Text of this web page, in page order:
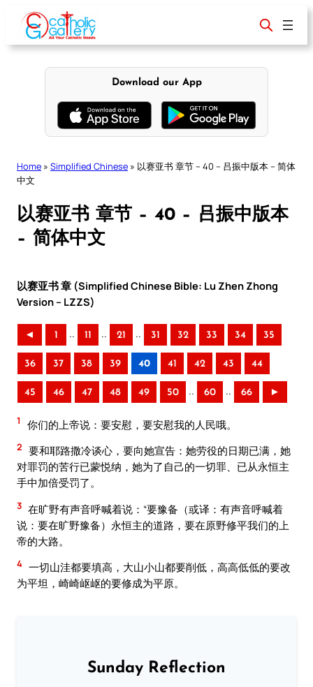
content
Download our App
Home » Simplified Chinese » 以赛亚书 章节 – 40 – 吕振中版本 – 简体
中文
以赛亚书 章节 – 40 – 吕振中版本
– 简体中文
以赛亚书 章 (Simplified Chinese Bible: Lu Zhen Zhong
Version – LZZS)
◄ 1 .. 11 .. 21 .. 31 32 33 34 35
36 37 38 39 40 41 42 43 44
45 46 47 48 49 50 .. 60 .. 66 ►
1 你们的上帝说：要安慰，要安慰我的人民哦。
2 要和耶路撒冷谈心，要向她宣告：她劳役的日期已满，她
对罪罚的苦行已蒙悦纳，她为了自己的一切罪、已从永恒主
手中加倍受罚了。
3 在旷野有声音呼喊着说：“要豫备（或译：有声音呼喊着
说：要在旷野豫备）永恒主的道路，要在原野修平我们的上
帝的大路。
4 一切山洼都要填高，大山小山都要削低，高高低低的要改
为平坦，崎崎岖岖的要修成为平原。
Sunday Reflection